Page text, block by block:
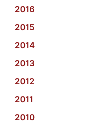
2016
2015
2014
2013
2012
2011
2010